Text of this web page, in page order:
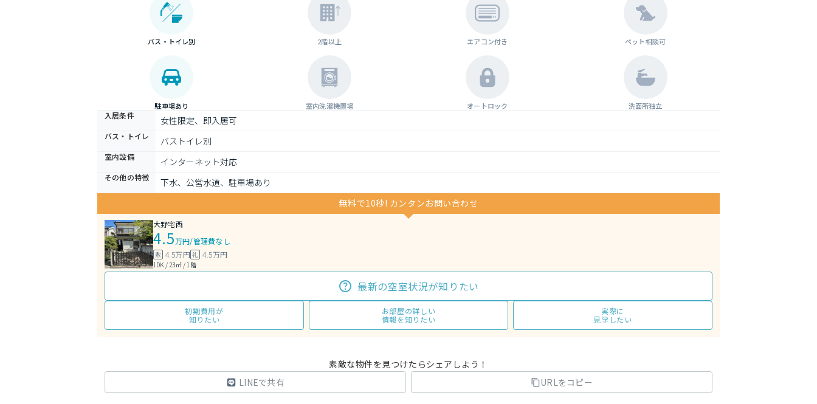
バス・トイレ別 2階以上 エアコン付き ペット相談可
駐車場あり 室内洗濯機置場 オートロック 洗面所独立
入居条件 女性限定、即入居可
バス・トイレ バストイレ別
室内設備 インターネット対応
その他の特徴
下水、公営水道、駐車場あり
無料で10秒! カンタンお問い合わせ
大野宅西
4.5万円/管理費なし
敷 4.5万円礼 4.5万円
1DK / 23㎡ / 1階
最新の空室状況が知りたい
初期費用が
知りたい
お部屋の詳しい
情報を知りたい
実際に
見学したい
素敵な物件を見つけたらシェアしよう！
LINEで共有
URLをコピー